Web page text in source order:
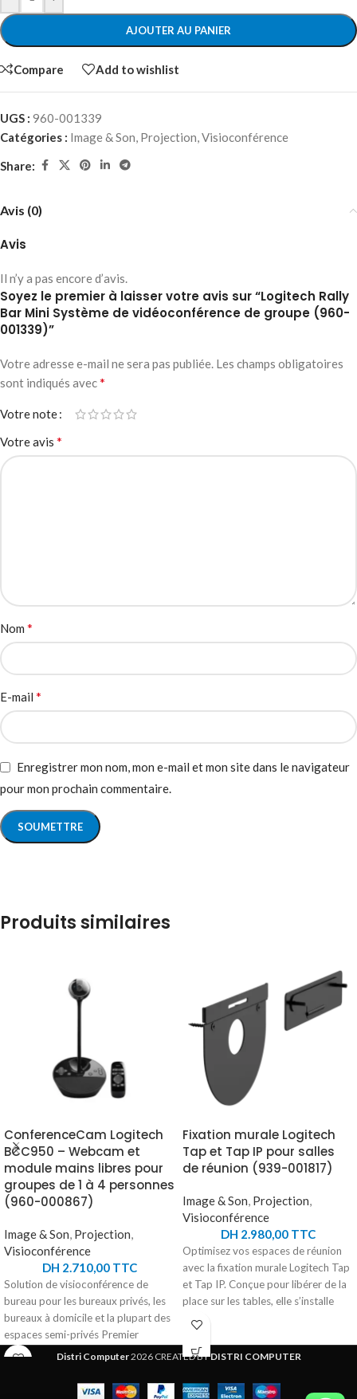
AJOUTER AU PANIER
Compare Add to wishlist
UGS : 960-001339
Catégories : Image & Son, Projection,Visioconférence
Share:
Avis (0)
Avis
Il n’y a pas encore d’avis.
Soyez le premier à laisser votre avis sur “Logitech Rally
Bar Mini Système de vidéoconférence de groupe (960-
001339)”
Votre adresse e-mail ne sera pas publiée. Les champs obligatoires
sont indiqués avec*
Votre note
Votre avis *
Nom *
E-mail *
Enregistrer mon nom, mon e-mail et mon site dans le navigateur
pour mon prochain commentaire.
Produits similaires
ConferenceCam Logitech
BCC950 – Webcam et
module mains libres pour
groupes de 1 à 4 personnes
(960-000867)
Image & Son Projection
Visioconférence
DH 2.710,00TTC
Solution de visioconférence de
bureau pour les bureaux privés, les
bureaux à domicile et la plupart des
espaces semi-privés Premier
dispositif audio et vidéo tout en un
groupes. - Design tout en un facile à
Fixation murale Logitech
Tap et Tap IP pour salles
de réunion (939-001817)
Image & Son Projection
Visioconférence
DH 2.980,00TTC
Optimisez vos espaces de réunion
avec la fixation murale Logitech Tap
et Tap IP. Conçue pour libérer de la
place sur les tables, elle s’installe
facilement sur les murs ou dans les
zones ouvertes, offrant un accès
direct aux commandes tactiles. Son
une installation sécurisée sans
Distri Computer2026 CREATED BYDISTRI COMPUTER